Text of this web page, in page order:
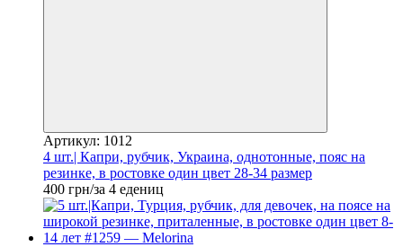
Артикул: 1012
4 шт.| Капри, рубчик, Украина, однотонные, пояс на
резинке, в ростовке один цвет 28-34 размер
400 грн/за 4 едениц